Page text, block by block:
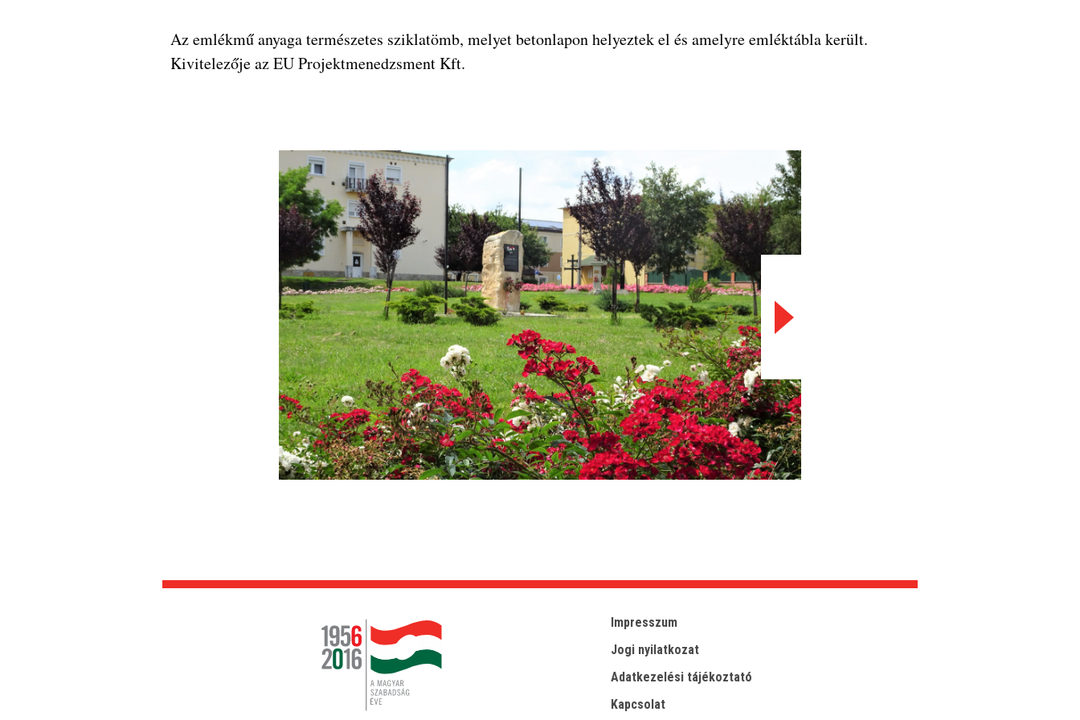
Az emlékmű anyaga természetes sziklatömb, melyet betonlapon helyeztek el és amelyre emléktábla került.
Kivitelezője az EU Projektmenedzsment Kft.
Impresszum
Jogi nyilatkozat
Adatkezelési tájékoztató
Kapcsolat